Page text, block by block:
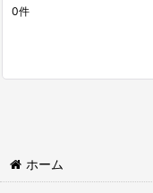
0件
ホーム